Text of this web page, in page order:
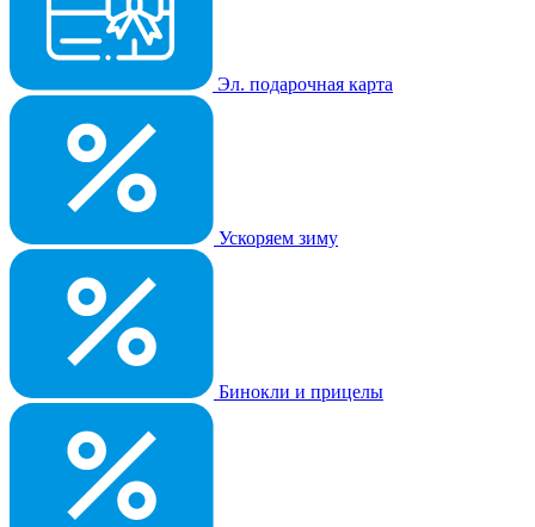
Эл. подарочная карта
Ускоряем зиму
Бинокли и прицелы